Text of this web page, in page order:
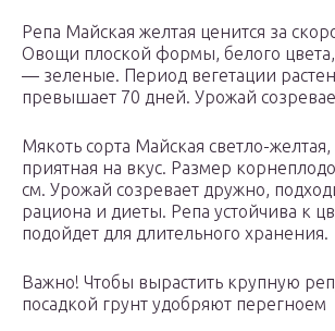
Репа Майская желтая ценится за
Овощи плоской формы, белого
— зеленые. Период вегетации
превышает 70 дней. Урожай
Мякоть сорта Майская светло-желтая,
приятная на вкус. Размер
см. Урожай созревает дружно,
рациона и диеты. Репа устойчива к
подойдет для длительного хранения.
Важно! Чтобы вырастить крупную
посадкой грунт удобряют перегноем